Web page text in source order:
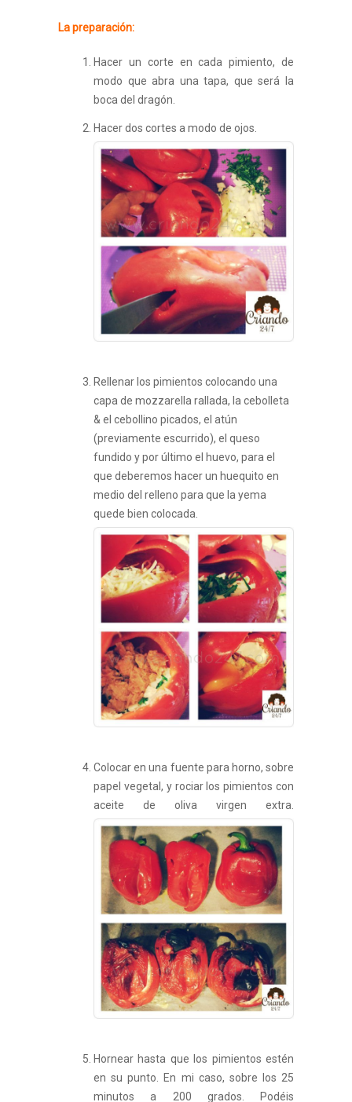
La preparación:
Hacer un corte en cada pimiento, de
modo que abra una tapa, que será la
boca del dragón.
Hacer dos cortes a modo de ojos.
Rellenar los pimientos colocando una
capa de mozzarella rallada, la cebolleta
& el cebollino picados, el atún
(previamente escurrido), el queso
fundido y por último el huevo, para el
que deberemos hacer un huequito en
medio del relleno para que la yema
quede bien colocada.
Colocar en una fuente para horno, sobre
papel vegetal, y rociar los pimientos con
aceite de oliva virgen extra.
Hornear hasta que los pimientos estén
en su punto. En mi caso, sobre los 25
minutos a 200 grados. Podéis